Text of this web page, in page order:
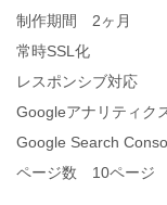
制作期間 2ヶ月
常時SSL化
レスポンシブ対応
Googleアナリティク
Google Search
ページ数 10ページ